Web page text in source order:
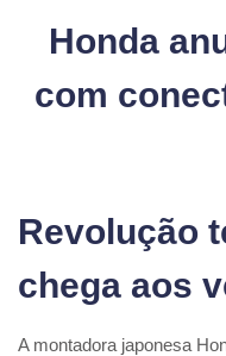
Honda
com
Revolução
chega aos
A montadora japonesa